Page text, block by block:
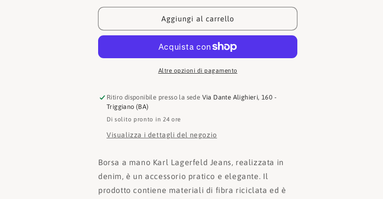
Lagerfeld
KLA1W50091
Lagerfeld
Borsa
KLA1W50091
Aggiungi al carrello
Altre opzioni di pagamento
Ritiro disponibile presso la sede Via Dante Alighieri, 160 -
Triggiano (BA)
Di solito pronto in 24 ore
Visualizza i dettagli del negozio
Borsa a mano Karl Lagerfeld Jeans, realizzata in
denim, è un accessorio pratico e elegante. Il
prodotto contiene materiali di fibra riciclata ed è